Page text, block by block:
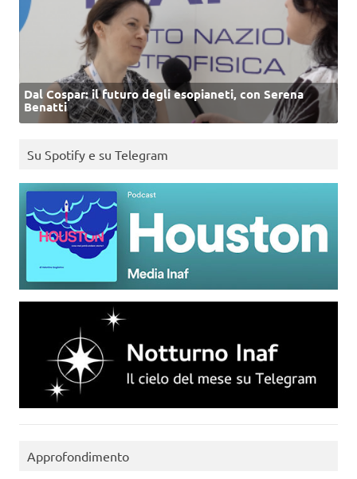
Dal Cospar: il futuro degli esopianeti, con Serena
Benatti
Su Spotify e su Telegram
Approfondimento